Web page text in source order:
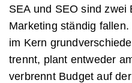
SEA und SEO sind
Marketing ständig
im Kern
trennt, plant entweder
verbrennt Budget auf